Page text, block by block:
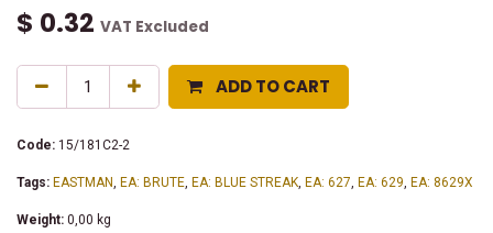
$ 0.32 VAT Excluded
ADD TO CART
Code: 15/181C2-2
Tags: EASTMAN, EA: BRUTE, EA: BLUE STREAK, EA: 627, EA: 629, EA: 8629X
Weight: 0,00 kg